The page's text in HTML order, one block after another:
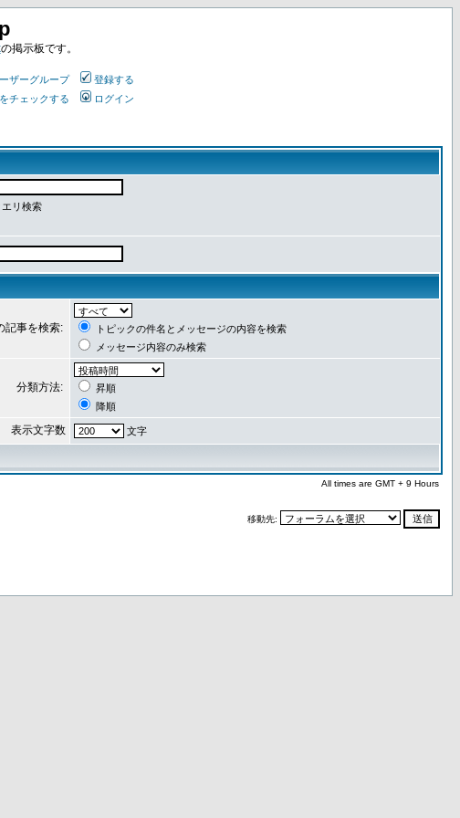
の掲示板です。
ザーグループ
登録する
チェックする ログイン
リ検索
記事を検索:
トピックの件名とメッセージの内容を検索
メッセージ内容のみ検索
分類方法:
昇順
降順
表示文字数 文字
All times are GMT + 9 Hours
移動先: